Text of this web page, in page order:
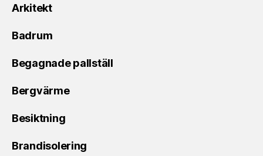
Arkitekt
Badrum
Begagnade pallställ
Bergvärme
Besiktning
Brandisolering